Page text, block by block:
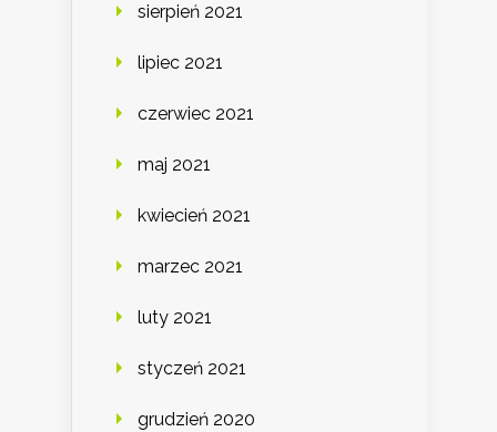
sierpień 2021
lipiec 2021
czerwiec 2021
maj 2021
kwiecień 2021
marzec 2021
luty 2021
styczeń 2021
grudzień 2020